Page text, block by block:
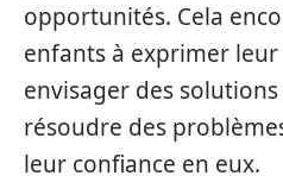
opportunités. Cela
enfants à exprimer
envisager des
résoudre des
leur confiance en eux.